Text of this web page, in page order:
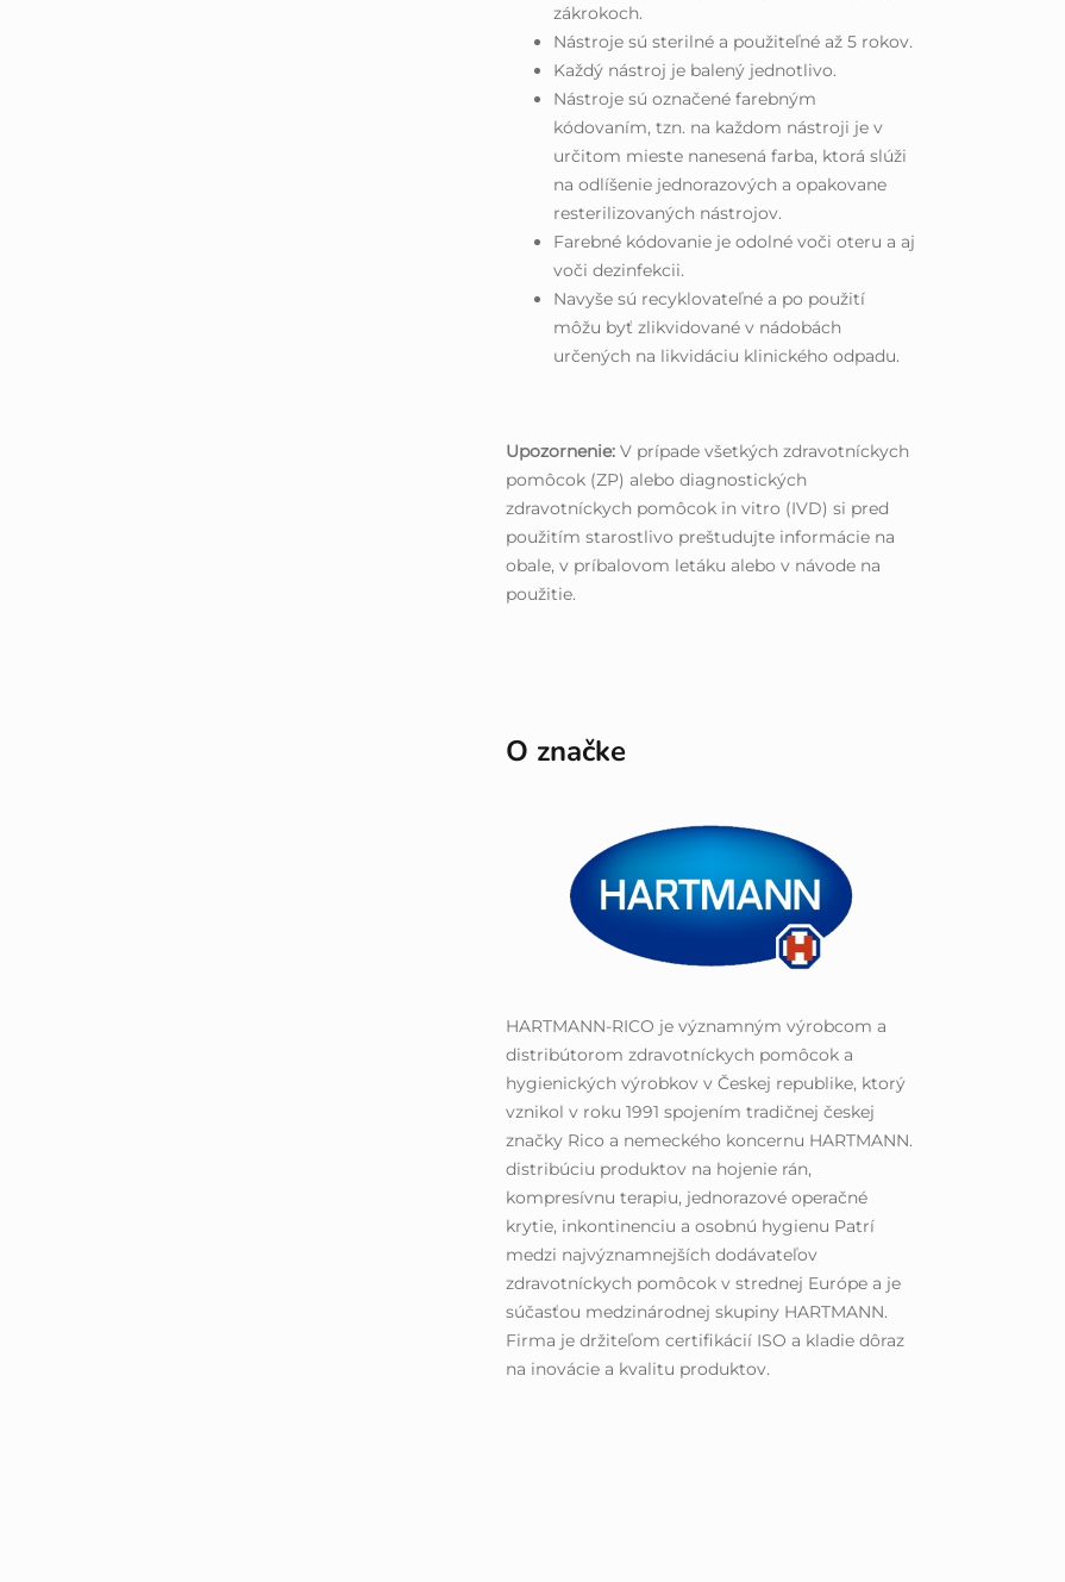
zákrokoch.
Nástroje sú sterilné a použiteľné až 5 rokov.
Každý nástroj je balený jednotlivo.
Nástroje sú označené farebným
kódovaním, tzn. na každom nástroji je v
určitom mieste nanesená farba, ktorá slúži
na odlíšenie jednorazových a opakovane
resterilizovaných nástrojov.
Farebné kódovanie je odolné voči oteru a aj
voči dezinfekcii.
Navyše sú recyklovateľné a po použití
môžu byť zlikvidované v nádobách
určených na likvidáciu klinického odpadu.
Upozornenie:V prípade všetkých zdravotníckych
pomôcok (ZP) alebo diagnostických
zdravotníckych pomôcok in vitro (IVD) si pred
použitím starostlivo preštudujte informácie na
obale, v príbalovom letáku alebo v návode na
použitie.
O značke
HARTMANN-RICO je významným výrobcom a
distribútorom zdravotníckych pomôcok a
hygienických výrobkov v Českej republike, ktorý
vznikol v roku 1991 spojením tradičnej českej
značky Rico a nemeckého koncernu HARTMANN.
distribúciu produktov na hojenie rán,
kompresívnu terapiu, jednorazové operačné
krytie, inkontinenciu a osobnú hygienu Patrí
medzi najvýznamnejších dodávateľov
zdravotníckych pomôcok v strednej Európe a je
súčasťou medzinárodnej skupiny HARTMANN.
Firma je držiteľom certifikácií ISO a kladie dôraz
na inovácie a kvalitu produktov.